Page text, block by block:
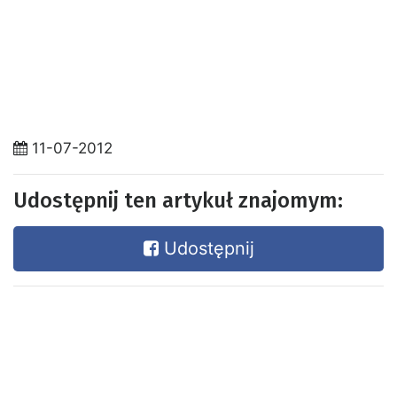
11-07-2012
Udostępnij ten artykuł znajomym:
Udostępnij